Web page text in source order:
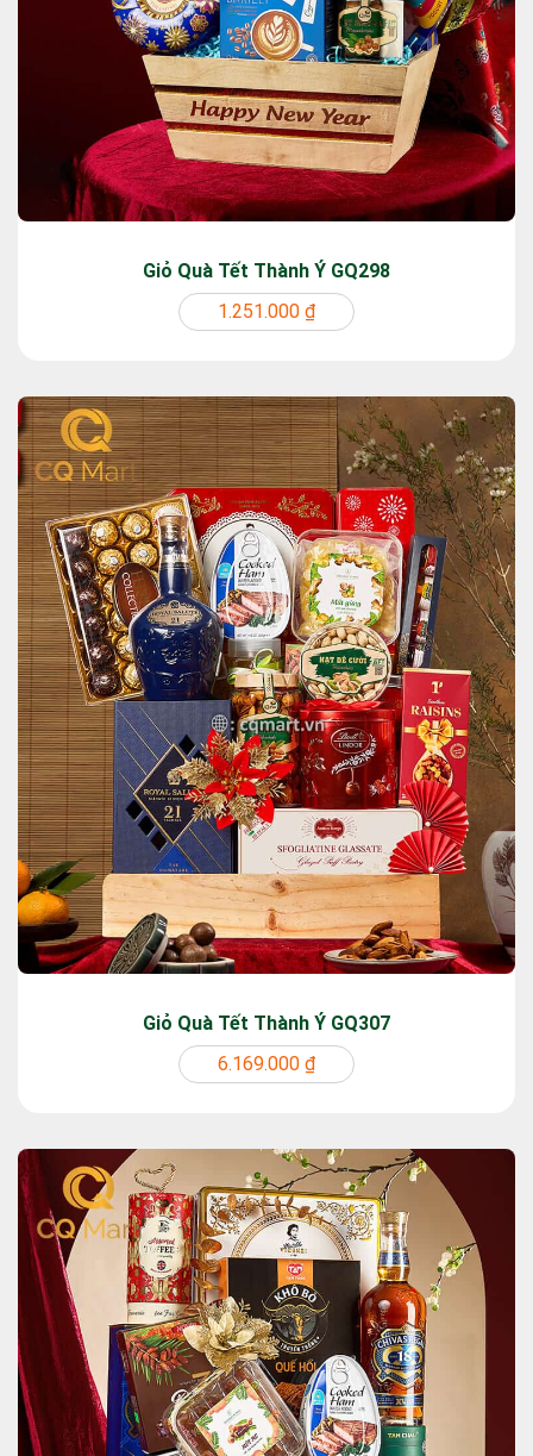
Giỏ Quà Tết Thành Ý GQ298
1.251.000 ₫
Giỏ Quà Tết Thành Ý GQ307
6.169.000 ₫